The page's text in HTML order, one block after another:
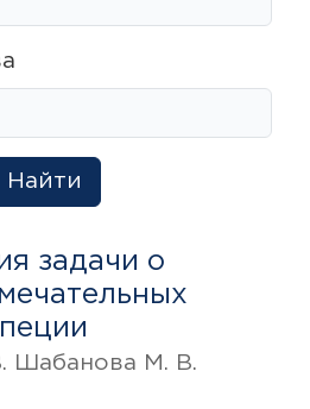
Найти
задачи о
Шабанова М. В.